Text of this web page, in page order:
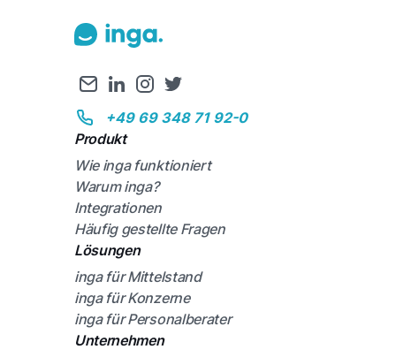
+49 69 348 71 92-0
Produkt
Wie inga funktioniert
Warum inga?
Integrationen
Häufig gestellte Fragen
Lösungen
inga für Mittelstand
inga für Konzerne
inga für Personalberater
Unternehmen